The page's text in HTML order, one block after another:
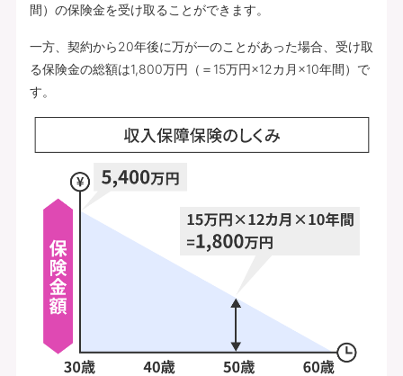
間）の保険金を受け取ることができます。
一方、契約から20年後に万が一のことがあった場合、受け取
る保険金の総額は1,800万円（＝15万円×12カ月×10年間）で
す。